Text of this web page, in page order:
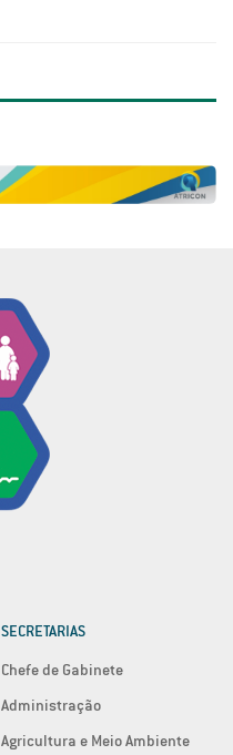
SECRETARIAS
Chefe de Gabinete
Administração
Agricultura e Meio Ambiente